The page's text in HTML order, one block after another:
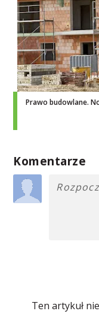
Prawo budowlane.
Komentarze
Ten artykuł